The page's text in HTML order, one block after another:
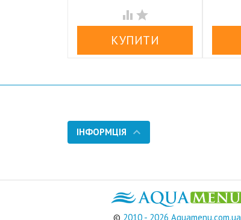
 
ІНФОРМЦІЯ
© 2010 - 2026 Aquamenu.com.ua